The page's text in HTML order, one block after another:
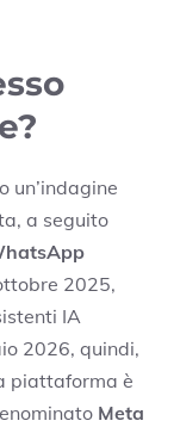
un’indagine
a seguito
2025,
IA
2026, quindi,
piattaforma è
Meta